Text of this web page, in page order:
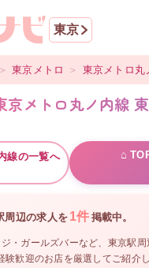
東京
＞ 東京メトロ ＞ 東京メトロ丸
京メトロ丸ノ内線
線の一覧へ
⌂
周辺の求人を 1件 掲載中。
・ガールズバーなど、 東京駅周
験歓迎のお店を厳選してご紹介